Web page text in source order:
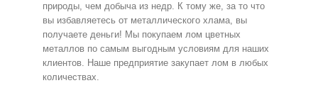
природы, чем добыча из недр. К тому же, за то что
вы избавляетесь от металлического хлама, вы
получаете деньги! Мы покупаем лом цветных
металлов по самым выгодным условиям для наших
клиентов. Наше предприятие закупает лом в любых
количествах.